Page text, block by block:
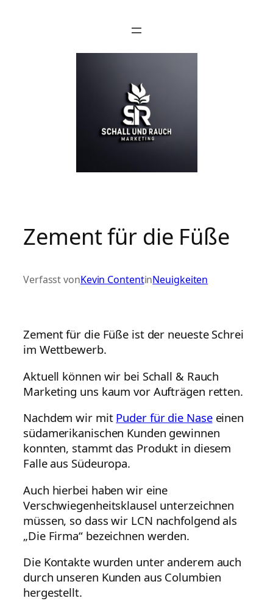
Zement für die Füße
Verfasst vonKevin ContentinNeuigkeiten
Zement für die Füße ist der neueste Schrei
im Wettbewerb.
Aktuell können wir bei Schall & Rauch
Marketing uns kaum vor Aufträgen retten.
Nachdem wir mit Puder für die Naseeinen
südamerikanischen Kunden gewinnen
konnten, stammt das Produkt in diesem
Falle aus Südeuropa.
Auch hierbei haben wir eine
Verschwiegenheitsklausel unterzeichnen
müssen, so dass wir LCN nachfolgend als
„Die Firma“ bezeichnen werden.
Die Kontakte wurden unter anderem auch
durch unseren Kunden aus Columbien
hergestellt.